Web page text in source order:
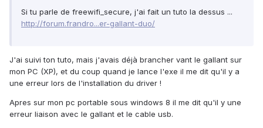
Si tu parle de freewifi_secure, j'ai fait un tuto la dessus ...
http://forum.frandro...er-gallant-duo/
J'ai suivi ton tuto, mais j'avais déjà brancher vant le gallant sur
mon PC (XP), et du coup quand je lance l'exe il me dit qu'il y a
une erreur lors de l'installation du driver !
Apres sur mon pc portable sous windows 8 il me dit qu'il y une
erreur liaison avec le gallant et le cable usb.